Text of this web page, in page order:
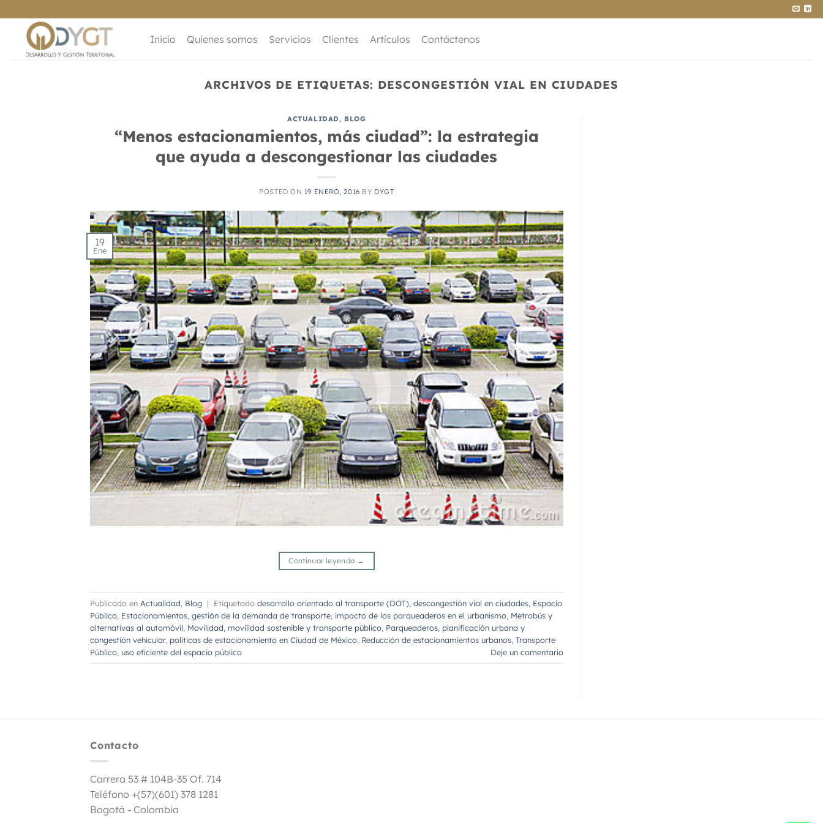
al
contenido
Inicio Quienes somos Servicios Clientes Artículos Contáctenos
ARCHIVOS DE ETIQUETAS: DESCONGESTIÓN VIAL EN CIUDADES
ACTUALIDAD, BLOG
“Menos estacionamientos, más ciudad”: la estrategia
que ayuda a descongestionar las ciudades
POSTED ON 19 ENERO, 2016 BY DYGT
19
Ene
Continuar leyendo →
Publicado en Actualidad Blog | Etiquetado desarrollo orientado al transporte (DOT) descongestión vial en ciudades Espacio
Público Estacionamientos gestión de la demanda de transporte impacto de los parqueaderos en el urbanismo Metrobús y
alternativas al automóvil Movilidad movilidad sostenible y transporte público Parqueaderos planificación urbana y
congestión vehicular, políticas de estacionamiento en Ciudad de México Reducción de estacionamientos urbanos Transporte
Público uso eficiente del espacio público Deje un comentario
Contacto
Carrera 53 # 104B-35 Of. 714
Teléfono +(57)(601) 378 1281
Bogotá - Colombia